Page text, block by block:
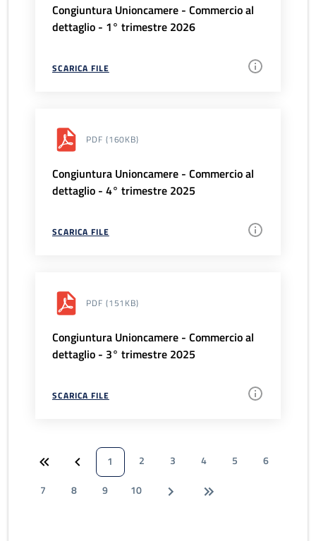
Congiuntura Unioncamere - Commercio al
dettaglio - 1° trimestre 2026
SCARICA FILE
PDF (160KB)
Congiuntura Unioncamere - Commercio al
dettaglio - 4° trimestre 2025
SCARICA FILE
PDF (151KB)
Congiuntura Unioncamere - Commercio al
dettaglio - 3° trimestre 2025
SCARICA FILE
1 2 3 4 5
6
7
8 9 10